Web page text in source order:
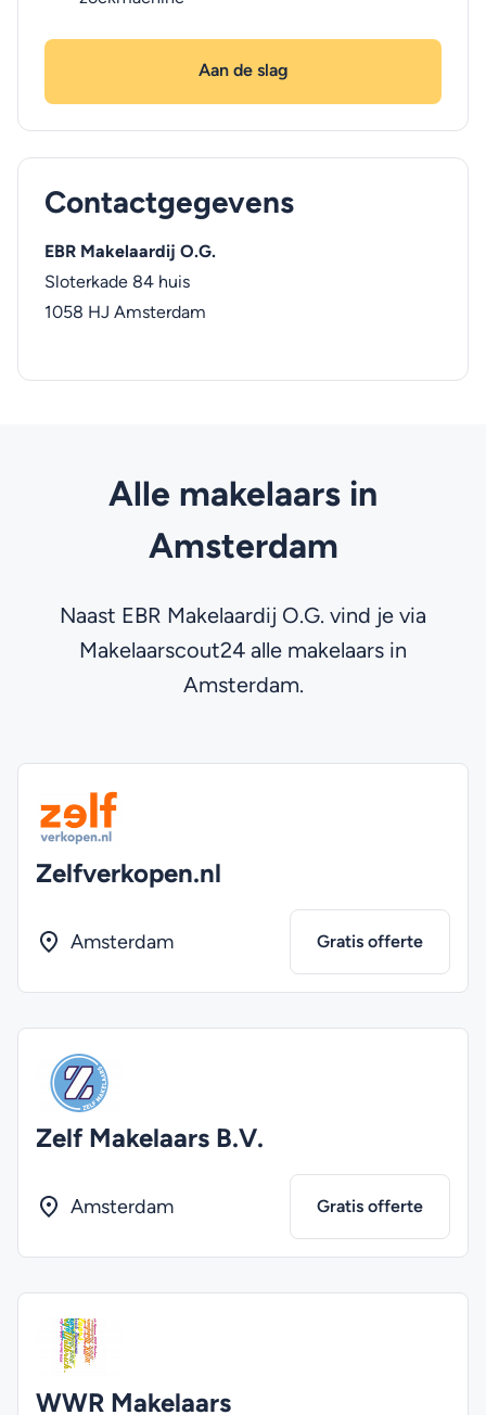
Aan de slag
Contactgegevens
EBR Makelaardij O.G.
Sloterkade 84 huis
1058 HJ Amsterdam
Alle makelaars in
Amsterdam
Naast EBR Makelaardij O.G. vind je via
Makelaarscout24 alle makelaars in
Amsterdam.
Zelfverkopen.nl
Amsterdam Gratis offerte
Zelf Makelaars B.V.
Amsterdam Gratis offerte
WWR Makelaars